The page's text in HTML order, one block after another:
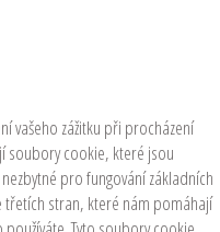
vašeho zážitku při procházení
soubory cookie, které jsou
pro fungování základních
třetích stran, které nám pomáhají